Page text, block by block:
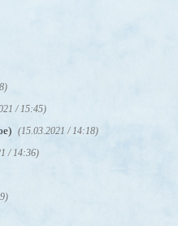
/ 15:45)
(15.03.2021 / 14:18)
/ 14:36)